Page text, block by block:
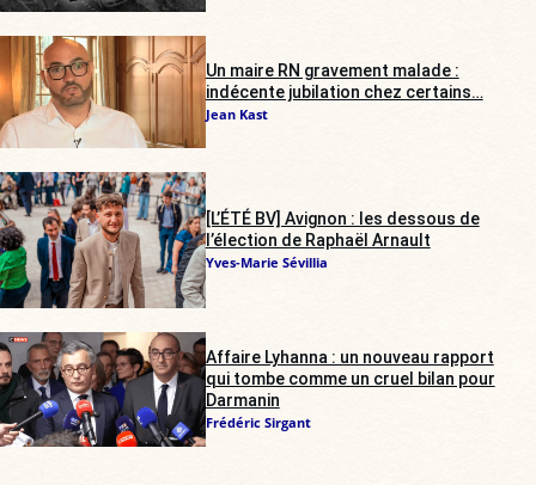
Un maire RN gravement malade :
indécente jubilation chez certains…
Jean Kast
[L’ÉTÉ BV] Avignon : les dessous de
l’élection de Raphaël Arnault
Yves-Marie Sévillia
Affaire Lyhanna : un nouveau rapport
qui tombe comme un cruel bilan pour
Darmanin
Frédéric Sirgant